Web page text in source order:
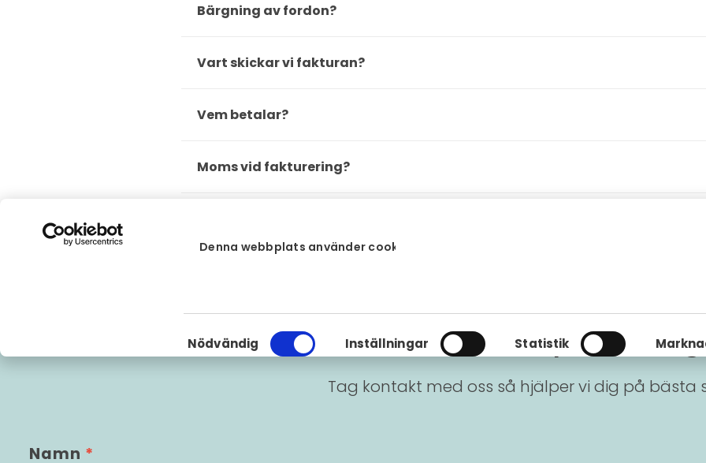
Denna webbplats använder cookies
Samtyckesval
Nödvändig Inställningar Statistik
Bärgning av fordon?
Vart skickar vi fakturan?
Vem betalar?
Moms vid fakturering?
Fick du inte svar på din
Tag kontakt med oss så hjälper vi dig på bästa
Namn *